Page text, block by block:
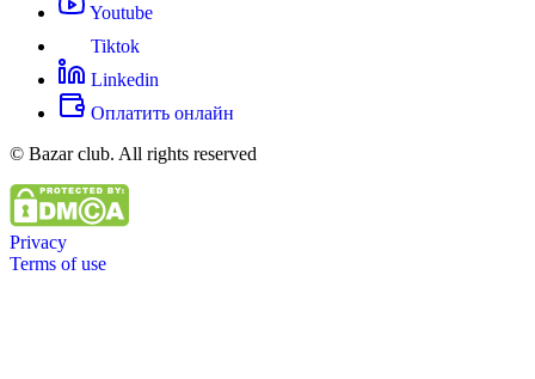
Youtube
Tiktok
Linkedin
Оплатить онлайн
© Bazar club. All rights reserved
Privacy
Terms of use